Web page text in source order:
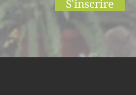
S'inscrire